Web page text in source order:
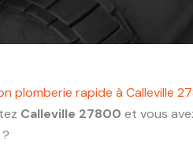
plomberie rapide à Calleville
Calleville 27800 et vous